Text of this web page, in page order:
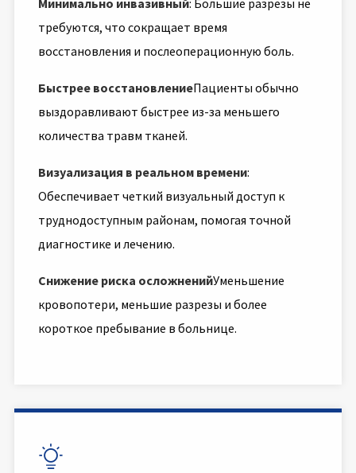
требуются, что сокращает время
восстановления и послеоперационную боль.
Быстрее восстановлениеПациенты обычно
выздоравливают быстрее из-за меньшего
количества травм тканей.
Визуализация в реальном времени:
Обеспечивает четкий визуальный доступ к
труднодоступным районам, помогая точной
диагностике и лечению.
Снижение риска осложненийУменьшение
кровопотери, меньшие разрезы и более
короткое пребывание в больнице.
